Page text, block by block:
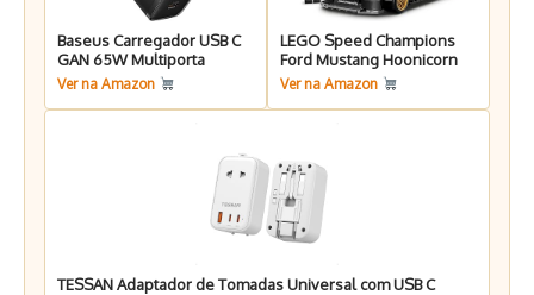
Baseus Carregador USB C
GAN 65W Multiporta
Ver na Amazon
LEGO Speed Champions
Ford Mustang Hoonicorn
Ver na Amazon
TESSAN Adaptador de Tomadas Universal com USB C